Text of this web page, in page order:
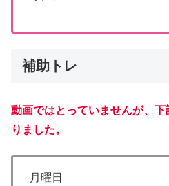
補助トレ
動画ではとっていませんが、
りました。
月曜日